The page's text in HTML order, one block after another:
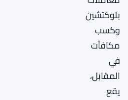
بلوكتشين
وكسب
مكافآت
في
المقابل،
يقع